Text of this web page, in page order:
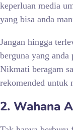
keperluan media
yang bisa anda
Jangan hingga
berguna yang anda
Nikmati beragam
rekomended untuk
2. Wahana